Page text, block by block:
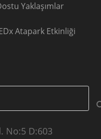
Yaklaşımlar
Atapark Etkinliği
No:5 D:603